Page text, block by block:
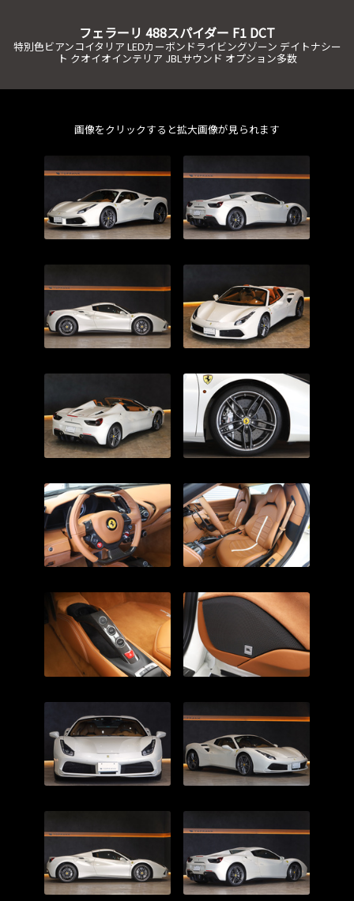
フェラーリ 488スパイダー F1 DCT
特別色ビアンコイタリア LEDカーボンドライビングゾーン デイトナシー
ト クオイオインテリア JBLサウンド オプション多数
画像をクリックすると拡大画像が見られます